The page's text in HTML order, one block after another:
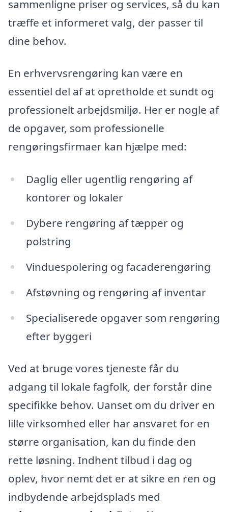
sammenligne priser og services, så du kan
træffe et informeret valg, der passer til
dine behov.
En erhvervsrengøring kan være en
essentiel del af at opretholde et sundt og
professionelt arbejdsmiljø. Her er nogle af
de opgaver, som professionelle
rengøringsfirmaer kan hjælpe med:
Daglig eller ugentlig rengøring af
kontorer og lokaler
Dybere rengøring af tæpper og
polstring
Vinduespolering og facaderengøring
Afstøvning og rengøring af inventar
Specialiserede opgaver som rengøring
efter byggeri
Ved at bruge vores tjeneste får du
adgang til lokale fagfolk, der forstår dine
specifikke behov. Uanset om du driver en
lille virksomhed eller har ansvaret for en
større organisation, kan du finde den
rette løsning. Indhent tilbud i dag og
oplev, hvor nemt det er at sikre en ren og
indbydende arbejdsplads med